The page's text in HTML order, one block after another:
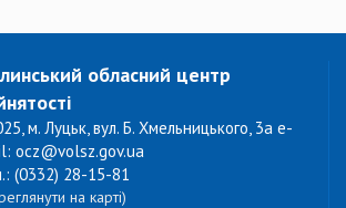
обласний центр
м. Луцьк, вул. Б. Хмельницького, 3а e-
ocz@volsz.gov.ua
(0332) 28-15-81
на карті)